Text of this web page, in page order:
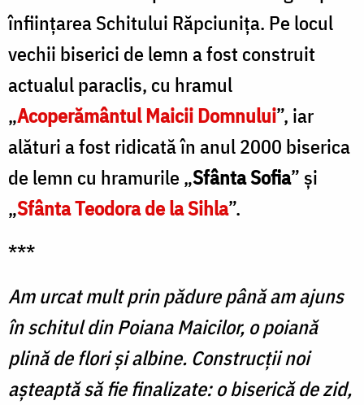
înființarea Schitului Răpciunița. Pe locul
vechii biserici de lemn a fost construit
actualul paraclis, cu hramul
„Acoperământul Maicii Domnului”, iar
alături a fost ridicată în anul 2000 biserica
de lemn cu hramurile „Sfânta Sofia” și
„Sfânta Teodora de la Sihla”.
***
Am urcat mult prin pădure până am ajuns
în schitul din Poiana Maicilor, o poiană
plină de flori și albine. Construcții noi
așteaptă să fie finalizate: o biserică de zid,